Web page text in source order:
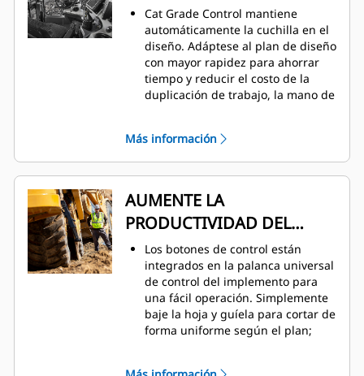
Cat Grade Control mantiene
automáticamente la cuchilla en el
diseño. Adáptese al plan de diseño
con mayor rapidez para ahorrar
tiempo y reducir el costo de la
duplicación de trabajo, la mano de
Cat Grade Control permite al
operador trabajar de manera
eficiente con un mapa de
orientación de corte y relleno fácil
de visualizar.
Úselo en todas las fases del
trabajo, desde el movimiento de
tierras a granel hasta la nivelación
de acabado.
Para ofrecer mayor seguridad, el
monitor de pantalla intuitiva alerta
a los operadores que se
encuentran cerca de una zona de
parpadeante en pantalla.
Más información
AUMENTE LA
PRODUCTIVIDAD DEL
OPERADOR
Los botones de control están
integrados en la palanca universal
de control del implemento para
una fácil operación. Simplemente
baje la hoja y guíela para cortar de
forma uniforme según el plan;